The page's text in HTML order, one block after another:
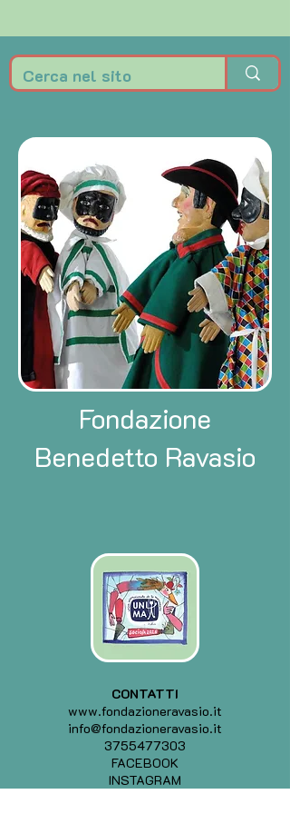
Fondazione
Benedetto Ravasio
CONTATTI
www.fondazioneravasio.it
info@fondazioneravasio.it
3755477303
FACEBOOK
INSTAGRAM